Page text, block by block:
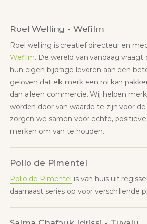
Roel Welling - Wefilm
Roel welling is creatief directeur en
Wefilm. De wereld van vandaag
hun eigen bijdrage leveren aan een
geloven dat elk merk een rol kan
dan alleen commercie. Wij helpen
worden door van waarde te zijn voor
zorgen we samen voor echte,
merken om van te houden.
Pollo de Pimentel
Pollo de Pimentel is van huis uit
daarnaast series op voor verschillende